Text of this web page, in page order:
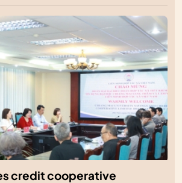
credit cooperative